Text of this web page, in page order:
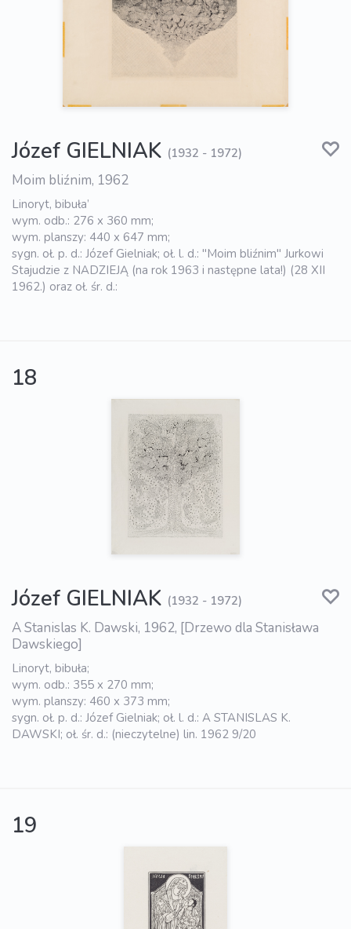
Józef GIELNIAK (1932 - 1972)
Moim bliźnim, 1962
Linoryt, bibuła’
wym. odb.: 276 x 360 mm;
wym. planszy: 440 x 647 mm;
sygn. oł. p. d.: Józef Gielniak; oł. l. d.: "Moim bliźnim" Jurkowi
Stajudzie z NADZIEJĄ (na rok 1963 i następne lata!) (28 XII
1962.) oraz oł. śr. d.:
18
Józef GIELNIAK (1932 - 1972)
A Stanislas K. Dawski, 1962, [Drzewo dla Stanisława
Dawskiego]
Linoryt, bibuła;
wym. odb.: 355 x 270 mm;
wym. planszy: 460 x 373 mm;
sygn. oł. p. d.: Józef Gielniak; oł. l. d.: A STANISLAS K.
DAWSKI; oł. śr. d.: (nieczytelne) lin. 1962 9/20
19